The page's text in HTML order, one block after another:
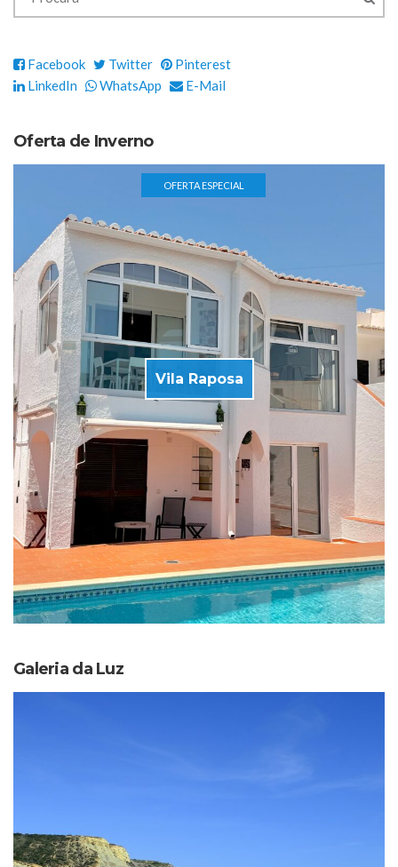
Facebook Twitter
Pinterest
LinkedIn
WhatsApp E-Mail
Oferta de Inverno
OFERTA ESPECIAL
Vila Raposa
Galeria da Luz